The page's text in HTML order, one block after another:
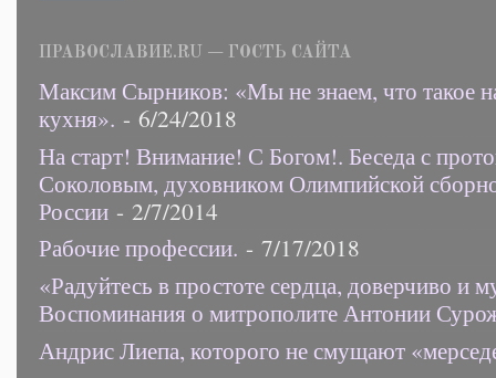
ПРАВОСЛАВИЕ.RU — ГОСТЬ САЙТА
Максим Сырников: «Мы не знаем, что такое
кухня». - 6/24/2018
На старт! Внимание! С Богом!. Беседа с
Соколовым, духовником Олимпийской
России - 2/7/2014
Рабочие профессии. - 7/17/2018
«Радуйтесь в простоте сердца, доверчиво и
Воспоминания о митрополите Антонии
Андрис Лиепа, которого не смущают